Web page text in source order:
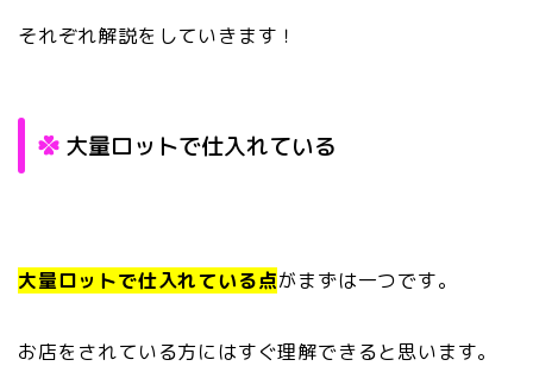
それぞれ解説をしていきます！
大量ロットで仕入れている
大量ロットで仕入れている点がまずは一つです。
お店をされている方にはすぐ理解できると思います。